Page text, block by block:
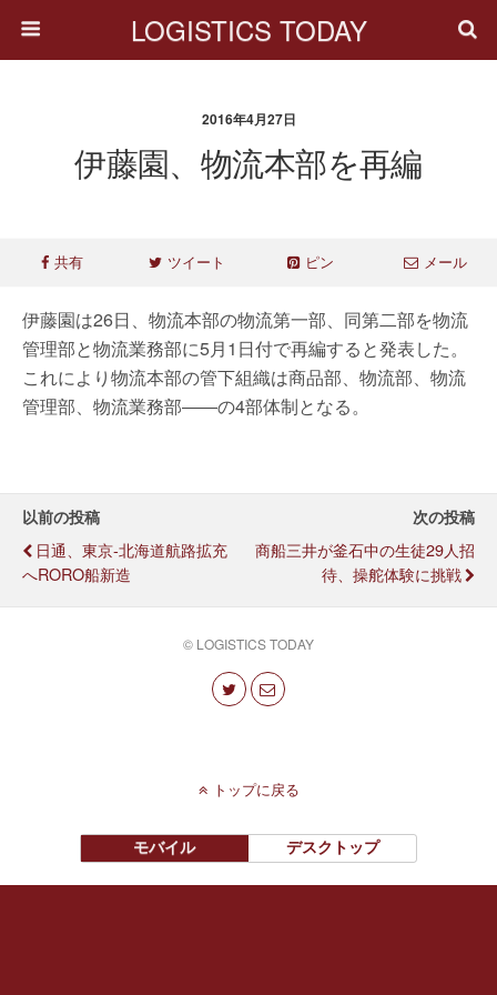
LOGISTICS TODAY
2016年4月27日
伊藤園、物流本部を再編
共有 ツイート ピン メール
伊藤園は26日、物流本部の物流第一部、同第二部を物流
管理部と物流業務部に5月1日付で再編すると発表した。
これにより物流本部の管下組織は商品部、物流部、物流
管理部、物流業務部――の4部体制となる。
以前の投稿
日通、東京-北海道航路拡充
へRORO船新造
次の投稿
商船三井が釜石中の生徒29人招
待、操舵体験に挑戦
© LOGISTICS TODAY
トップに戻る
モバイル デスクトップ